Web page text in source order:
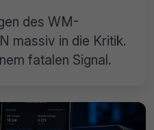
des WM-
massiv in die Kritik.
fatalen Signal.